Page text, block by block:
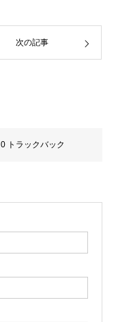
次の記事
0 トラックバック